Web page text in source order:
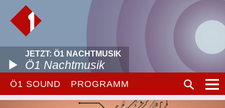
JETZT: Ö1 NACHTMUSIK
Ö1 Nachtmusik
Ö1 SOUND PROGRAMM